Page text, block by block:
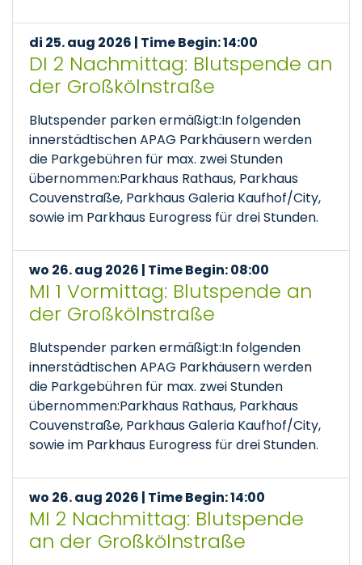
di 25. aug 2026 | Time Begin: 14:00
DI 2 Nachmittag: Blutspende an
der Großkölnstraße
Blutspender parken ermäßigt:In folgenden
innerstädtischen APAG Parkhäusern werden
die Parkgebühren für max. zwei Stunden
übernommen:Parkhaus Rathaus, Parkhaus
Couvenstraße, Parkhaus Galeria Kaufhof/City,
sowie im Parkhaus Eurogress für drei Stunden.
wo 26. aug 2026 | Time Begin: 08:00
MI 1 Vormittag: Blutspende an
der Großkölnstraße
Blutspender parken ermäßigt:In folgenden
innerstädtischen APAG Parkhäusern werden
die Parkgebühren für max. zwei Stunden
übernommen:Parkhaus Rathaus, Parkhaus
Couvenstraße, Parkhaus Galeria Kaufhof/City,
sowie im Parkhaus Eurogress für drei Stunden.
wo 26. aug 2026 | Time Begin: 14:00
MI 2 Nachmittag: Blutspende
an der Großkölnstraße